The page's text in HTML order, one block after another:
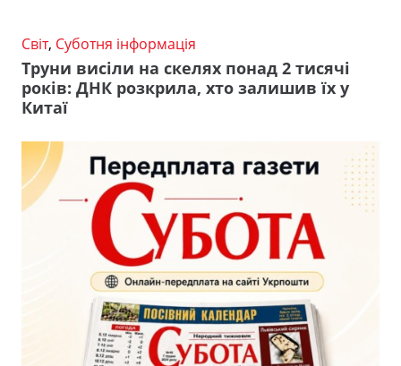
Світ, Суботня інформація
Труни висіли на скелях понад 2 тисячі
років: ДНК розкрила, хто залишив їх у
Китаї